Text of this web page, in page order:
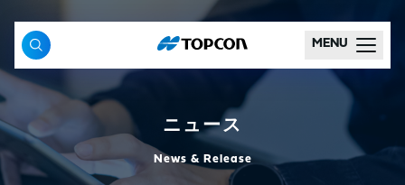
MENU
ニュース
News & Release